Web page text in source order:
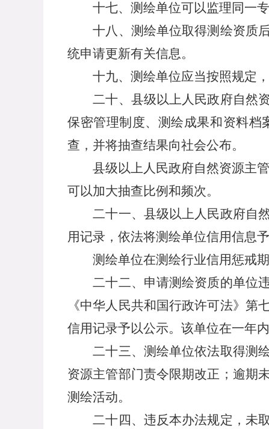
十七、测绘单位可以监理同一专
十八、测绘单位取得测绘资质后
统申请更新有关信息。
十九、测绘单位应当按照规定，
二十、县级以上人民政府自然资
保密管理制度、测绘成果和资料档
查，并将抽查结果向社会公布。
县级以上人民政府自然资源主管
可以加大抽查比例和频次。
二十一、县级以上人民政府自然
用记录，依法将测绘单位信用信息予
测绘单位在测绘行业信用惩戒期
二十二、申请测绘资质的单位违
《中华人民共和国行政许可法》
信用记录予以公示。该单位在一年
二十三、测绘单位依法取得测绘
资源主管部门责令限期改正；逾期
测绘活动。
二十四、违反本办法规定，未取